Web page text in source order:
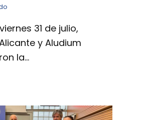
31 de julio,
y Aludium
la…